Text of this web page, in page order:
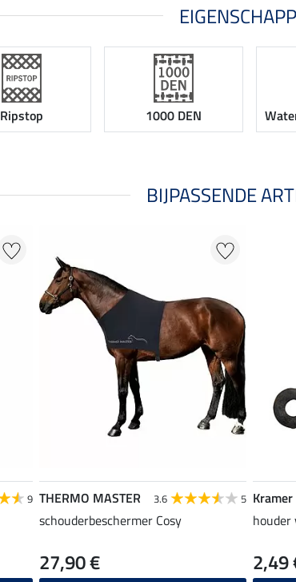
Ripstop 1000 DEN
BIJPASSENDE
9 THERMO MASTER 3.6 5
schouderbeschermer Cosy
27,90 €
Kramer
2,49